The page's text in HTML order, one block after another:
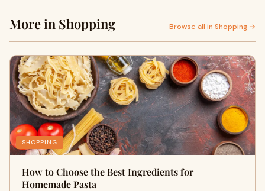
More in Shopping Browse all in Shopping →
SHOPPING
How to Choose the Best Ingredients for
Homemade Pasta